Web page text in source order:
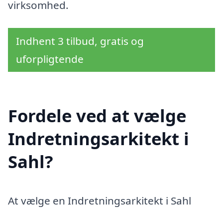
virksomhed.
Indhent 3 tilbud, gratis og
uforpligtende
Fordele ved at vælge
Indretningsarkitekt i
Sahl?
At vælge en Indretningsarkitekt i Sahl